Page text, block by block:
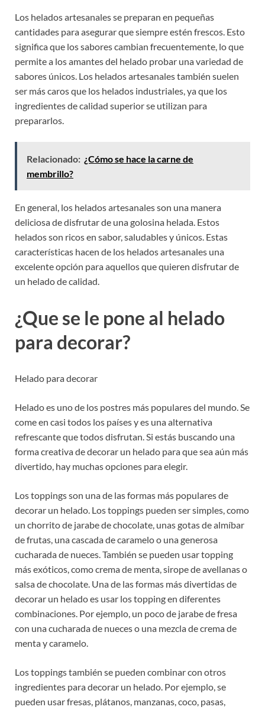
Los helados artesanales se preparan en pequeñas
cantidades para asegurar que siempre estén frescos. Esto
significa que los sabores cambian frecuentemente, lo que
permite a los amantes del helado probar una variedad de
sabores únicos. Los helados artesanales también suelen
ser más caros que los helados industriales, ya que los
ingredientes de calidad superior se utilizan para
prepararlos.
Relacionado: ¿Cómo se hace la carne de
membrillo?
En general, los helados artesanales son una manera
deliciosa de disfrutar de una golosina helada. Estos
helados son ricos en sabor, saludables y únicos. Estas
características hacen de los helados artesanales una
excelente opción para aquellos que quieren disfrutar de
un helado de calidad.
¿Que se le pone al helado
para decorar?
Helado para decorar
Helado es uno de los postres más populares del mundo. Se
come en casi todos los países y es una alternativa
refrescante que todos disfrutan. Si estás buscando una
forma creativa de decorar un helado para que sea aún más
divertido, hay muchas opciones para elegir.
Los toppings son una de las formas más populares de
decorar un helado. Los toppings pueden ser simples, como
un chorrito de jarabe de chocolate, unas gotas de almíbar
de frutas, una cascada de caramelo o una generosa
cucharada de nueces. También se pueden usar topping
más exóticos, como crema de menta, sirope de avellanas o
salsa de chocolate. Una de las formas más divertidas de
decorar un helado es usar los topping en diferentes
combinaciones. Por ejemplo, un poco de jarabe de fresa
con una cucharada de nueces o una mezcla de crema de
menta y caramelo.
Los toppings también se pueden combinar con otros
ingredientes para decorar un helado. Por ejemplo, se
pueden usar fresas, plátanos, manzanas, coco, pasas,